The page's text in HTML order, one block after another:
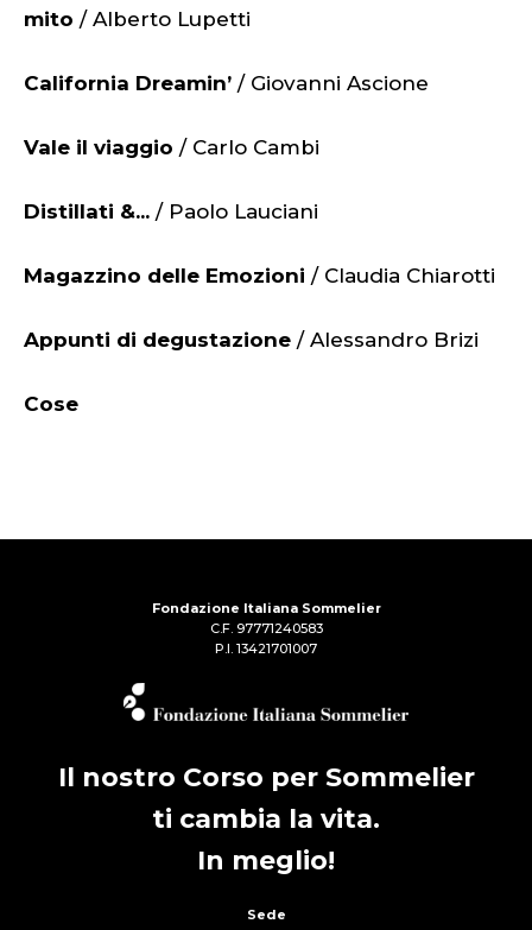
mito / Alberto Lupetti
California Dreamin’ / Giovanni Ascione
Vale il viaggio / Carlo Cambi
Distillati &... / Paolo Lauciani
Magazzino delle Emozioni / Claudia Chiarotti
Appunti di degustazione / Alessandro Brizi
Cose
Fondazione Italiana Sommelier
C.F. 97771240583
P.I. 13421701007
Il nostro Corso per Sommelier
ti cambia la vita.
In meglio!
Sede